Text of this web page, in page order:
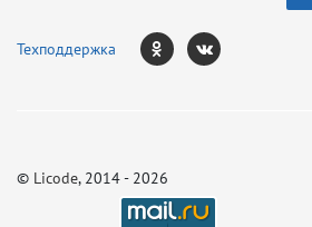
Техподдержка
© Licode, 2014 - 2026